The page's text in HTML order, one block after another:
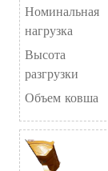
Номинальная
нагрузка
Высота
разгрузки
Объем ковша